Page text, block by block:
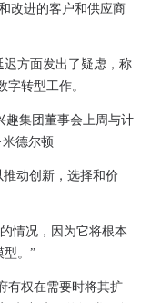
改进的客户和供应商
迟方面发出了疑虑，称
字转型工作。
趣集团董事会上周与计
德尔顿
动创新，选择和价
情况，因为它将根本
型。”
有权在需要时将其扩